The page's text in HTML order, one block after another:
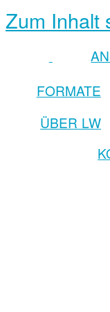
Zum Inhalt
FORMATE
ÜBER LW